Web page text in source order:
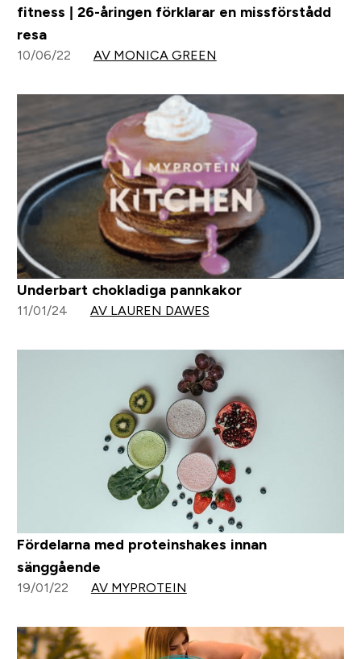
fitness | 26-åringen förklarar en missförstådd
resa
10/06/22 AV MONICA GREEN
Underbart chokladiga pannkakor
11/01/24 AV LAUREN DAWES
Fördelarna med proteinshakes innan
sänggående
19/01/22 AV MYPROTEIN